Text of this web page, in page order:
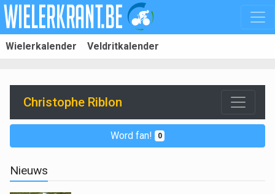
Wielerkalender Veldritkalender
Christophe Riblon
Word fan! 0
Nieuws